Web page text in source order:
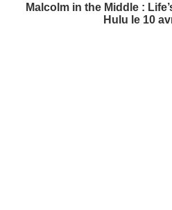
Malcolm in the Middle :
Hulu le 10